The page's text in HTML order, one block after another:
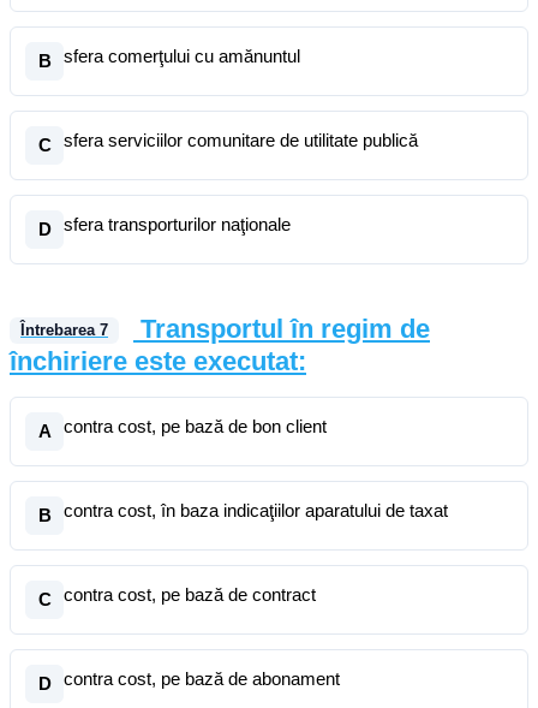
B sfera comerţului cu amănuntul
C sfera serviciilor comunitare de utilitate publică
D sfera transporturilor naţionale
Întrebarea 7
Transportul în regim de
închiriere este executat:
A contra cost, pe bază de bon client
B contra cost, în baza indicaţiilor aparatului de taxat
C contra cost, pe bază de contract
D contra cost, pe bază de abonament